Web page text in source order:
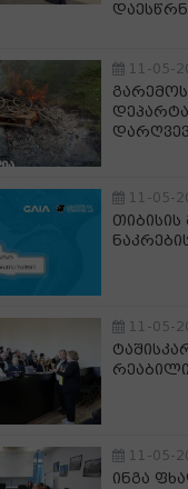
11-05-
11-05-
11-05-
11-05-
ინგა